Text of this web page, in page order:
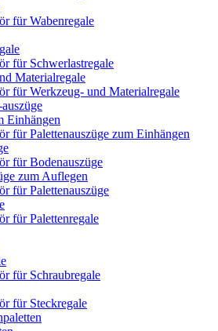
für Wabenregale
für Schwerlastregale
Materialregale
für Werkzeug- und Materialregale
Einhängen
für Palettenauszüge zum Einhängen
für Bodenauszüge
zum Auflegen
für Palettenauszüge
für Palettenregale
für Schraubregale
für Steckregale